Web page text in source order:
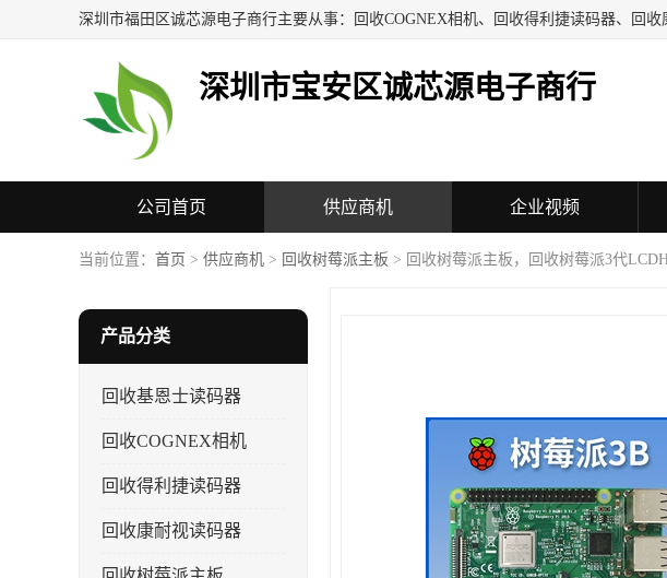
深圳市宝安区诚芯源电子商行
公司首页 供应商机 企业视频
联系方式
当前位置： 首页 > 供应商机 > 回收树莓派主板 > 回收树莓派主板，回收树莓派3代
产品分类
回收基恩士读码器
回收COGNEX相机
回收得利捷读码器
回收康耐视读码器